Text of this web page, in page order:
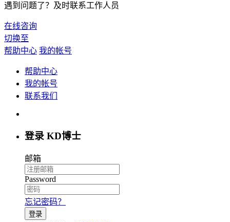
遇到问题了？及时联系工作人员
在线咨询
切换至
帮助中心 我的帐号
帮助中心
我的帐号
联系我们
登录 KD博士
邮箱
Password
忘记密码？
登录